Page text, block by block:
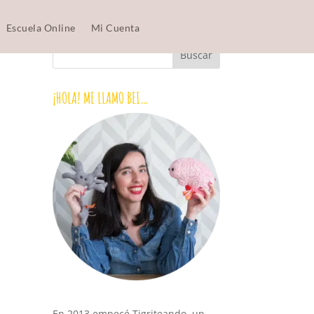
Escuela Online Mi Cuenta
¡HOLA! ME LLAMO BEI…